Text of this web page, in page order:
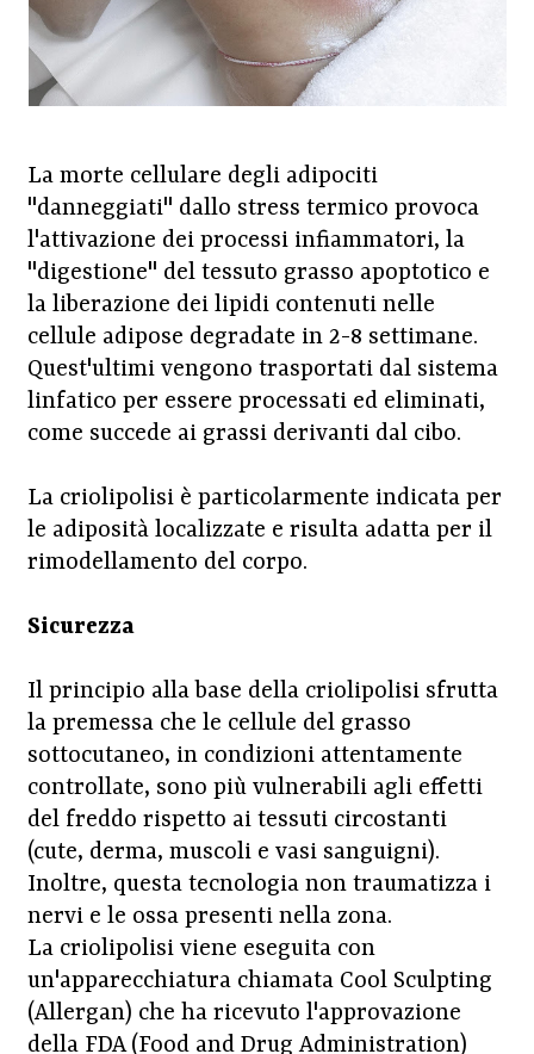
La morte cellulare degli adipociti
"danneggiati" dallo stress termico provoca
l'attivazione dei processi infiammatori, la
"digestione" del tessuto grasso apoptotico e
la liberazione dei lipidi contenuti nelle
cellule adipose degradate in 2-8 settimane.
Quest'ultimi vengono trasportati dal sistema
linfatico per essere processati ed eliminati,
come succede ai grassi derivanti dal cibo.
La criolipolisi è particolarmente indicata per
le adiposità localizzate e risulta adatta per il
rimodellamento del corpo.
Sicurezza
Il principio alla base della criolipolisi sfrutta
la premessa che le cellule del grasso
sottocutaneo, in condizioni attentamente
controllate, sono più vulnerabili agli effetti
del freddo rispetto ai tessuti circostanti
(cute, derma, muscoli e vasi sanguigni).
Inoltre, questa tecnologia non traumatizza i
nervi e le ossa presenti nella zona.
La criolipolisi viene eseguita con
un'apparecchiatura chiamata Cool Sculpting
(Allergan) che ha ricevuto l'approvazione
della FDA (Food and Drug Administration)